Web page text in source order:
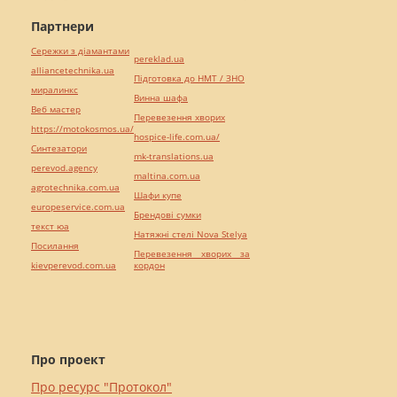
Про проект
Про ресурс "Протокол"
Партнери
Сережки з діамантами
alliancetechnika.ua
миралинкс
Веб мастер
https://motokosmos.ua/
Синтезатори
perevod.agency
agrotechnika.com.ua
europeservice.com.ua
текст юа
Посилання
kievperevod.com.ua
pereklad.ua
Підготовка до НМТ / ЗНО
Винна шафа
Перевезення хворих
hospice-life.com.ua/
mk-translations.ua
maltina.com.ua
Шафи купе
Брендові сумки
Натяжні стелі Nova Stelya
Перевезення хворих за
кордон